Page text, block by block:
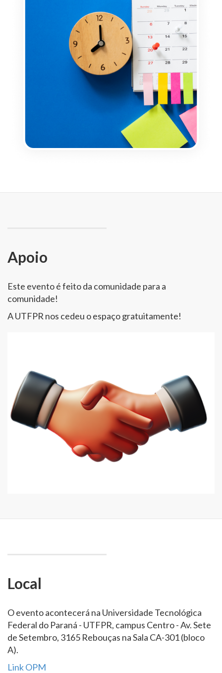
Apoio
Este evento é feito da comunidade para a
comunidade!
A UTFPR nos cedeu o espaço gratuitamente!
Local
O evento acontecerá na Universidade Tecnológica
Federal do Paraná - UTFPR, campus Centro - Av. Sete
de Setembro, 3165 Rebouças na Sala CA-301 (bloco
A).
Link OPM